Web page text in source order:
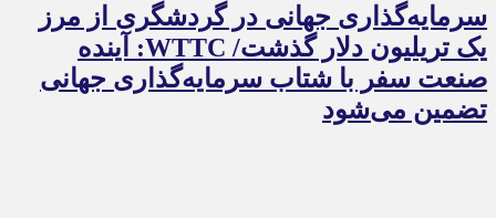
سرمایه‌گذاری جهانی در گردشگری از مرز
یک تریلیون دلار گذشت/ WTTC: آینده
صنعت سفر با شتاب سرمایه‌گذاری جهانی
تضمین می‌شود